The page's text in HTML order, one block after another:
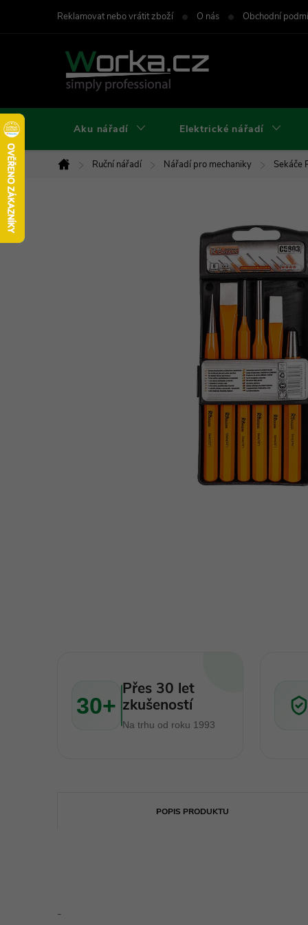
Reklamovat nebo vrátit zboží O nás Obchodní
Aku nářadí Elektrické nářadí
Domů
Ruční nářadí Nářadí pro mechaniky Sekáče
30+
Přes 30 let
zkušeností
Na trhu od roku 1993
POPIS PRODUKTU
-